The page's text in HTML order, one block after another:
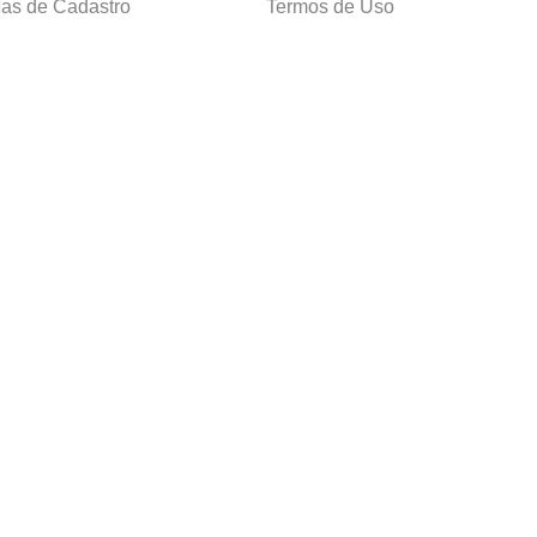
de Cadastro
Termos de Uso